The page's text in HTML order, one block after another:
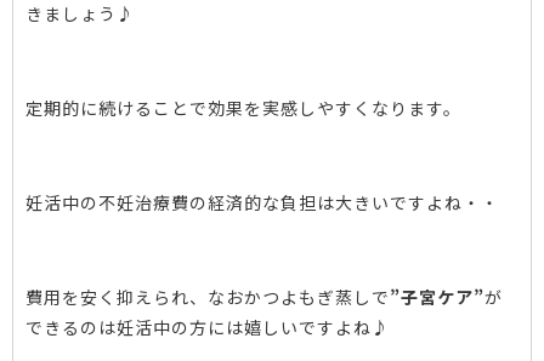
きましょう♪
定期的に続けることで効果を実感しやすくなります。
妊活中の不妊治療費の経済的な負担は大きいですよね・・
費用を安く抑えられ、なおかつよもぎ蒸しで”子宮ケア”が
できるのは妊活中の方には嬉しいですよね♪